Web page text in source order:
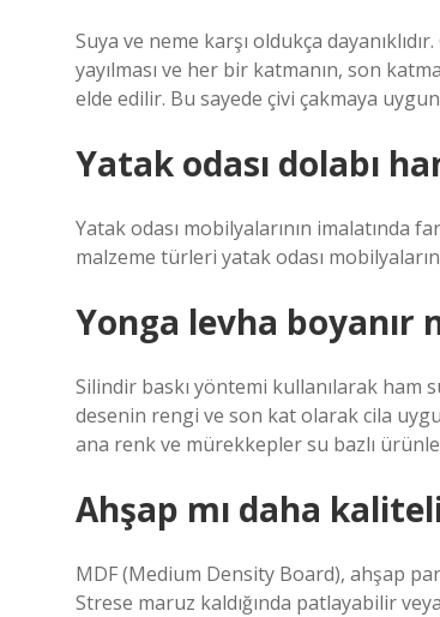
Suya ve neme karşı oldukça
yayılması ve her bir katmanın, son
elde edilir. Bu sayede çivi çakmaya
Yatak odası dolabı
Yatak odası mobilyalarının imalatında
malzeme türleri yatak odası
Yonga levha boyanır
Silindir baskı yöntemi kullanılarak ham
desenin rengi ve son kat olarak cila
ana renk ve mürekkepler su bazlı
Ahşap mı daha
MDF (Medium Density Board), ahşap
Strese maruz kaldığında patlayabilir